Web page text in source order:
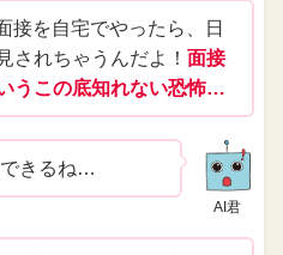
接を自宅でやったら、日
されちゃうんだよ！面接
うこの底知れない恐怖…
AI君
きるね…